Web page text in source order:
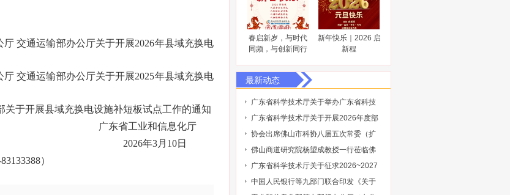
交通运输部办公厅关于开展2026年县域充换电
交通运输部办公厅关于开展2025年县域充换电
关于开展县域充换电设施补短板试点工作的通知
广东省工业和信息化厅
2026年3月10日
）
春启新岁，与时代
同频，与创新同行
新年快乐｜2026 启
新程
最新动态
广东省科学技术厅关于举办广东省科技
保险后奖补管理办法及2027年广东省科
技与金融结合专项申报指南政策解读培
训会的通知
广东省科学技术厅关于开展2026年度部
级科技型企业孵化器推荐工作的通知
协会出席佛山市科协八届五次常委（扩
大）会议
佛山商道研究院杨望成教授一行莅临佛
山市科技金融协会调研指导
广东省科学技术厅关于征求2026~2027
年度广东省重点领域研发计划“低空与商
中国人民银行等九部门联合印发《关于